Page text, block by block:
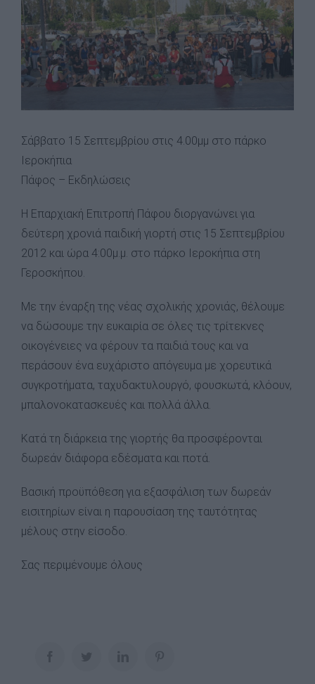
Σάββατο 15 Σεπτεμβρίου στις 4.00μμ στο πάρκο
Ιεροκήπια
Πάφος – Εκδηλώσεις
Η Επαρχιακή Επιτροπή Πάφου διοργανώνει για
δεύτερη χρονιά παιδική γιορτή στις 15 Σεπτεμβρίου
2012 και ώρα 4:00μ.μ. στο πάρκο Ιεροκήπια στη
Γεροσκήπου.
Με την έναρξη της νέας σχολικής χρονιάς, θέλουμε
να δώσουμε την ευκαιρία σε όλες τις τρίτεκνες
οικογένειες να φέρουν τα παιδιά τους και να
περάσουν ένα ευχάριστο απόγευμα με χορευτικά
συγκροτήματα, ταχυδακτυλουργό, φουσκωτά, κλόουν,
μπαλονοκατασκευές και πολλά άλλα.
Κατά τη διάρκεια της γιορτής θα προσφέρονται
δωρεάν διάφορα εδέσματα και ποτά.
Βασική προϋπόθεση για εξασφάλιση των δωρεάν
εισιτηρίων είναι η παρουσίαση της ταυτότητας
μέλους στην είσοδο.
Σας περιμένουμε όλους